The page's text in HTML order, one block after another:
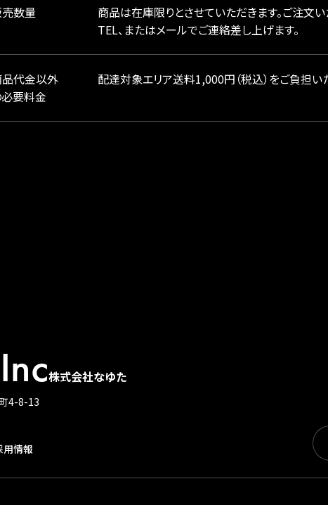
数量
商品は在庫限りとさせていただきます。ご注文
TEL、またはメールでご連絡差し上げます。
代金以外
要料金
配達対象エリア送料1,000円（税込）をご負担い
株式会社なゆた
4-8-13
用情報